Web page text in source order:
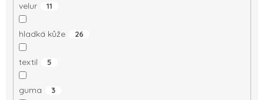
velur 11
hladká kůže 26
textil 5
guma 3